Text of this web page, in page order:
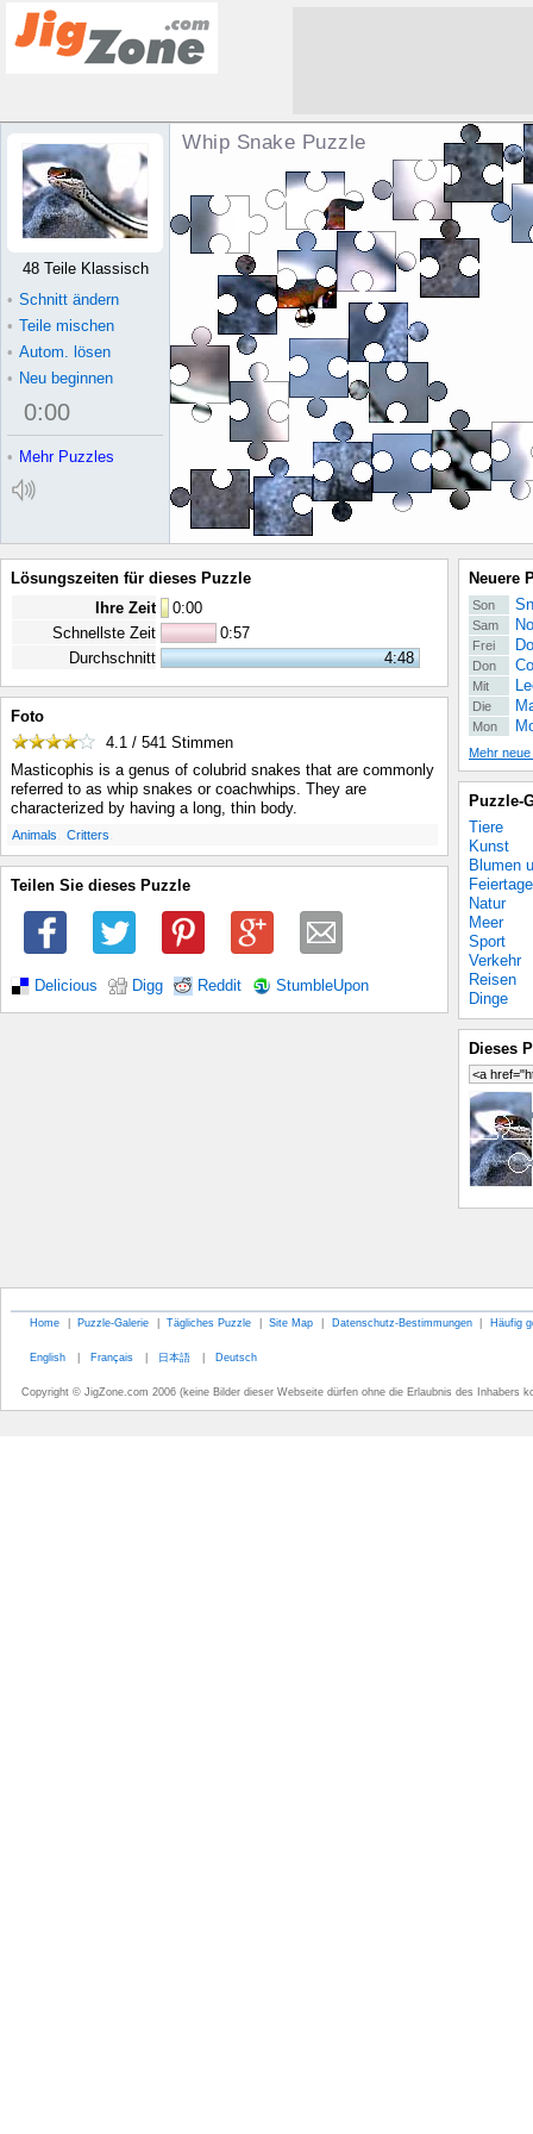
Whip Snake Puzzle
48 Teile Klassisch
• Schnitt ändern
• Teile mischen
• Autom. lösen
• Neu beginnen
0:00
• Mehr Puzzles
Lösungszeiten für dieses Puzzle
Ihre Zeit
0:00
Schnellste Zeit
0:57
Durchschnitt
4:48
Foto
4.1 / 541 Stimmen
Masticophis is a genus of colubrid snakes that are commonly
referred to as whip snakes or coachwhips. They are
characterized by having a long, thin body.
Animals Critters
Teilen Sie dieses Puzzle
Delicious Digg Reddit StumbleUpon
Neuere
Son
Sam
Frei
Don
Mit
Die
Mon
Mehr
Puzzle-
Tiere
Kunst
Blumen
Feiertage
Natur
Meer
Sport
Verkehr
Reisen
Dinge
Dieses
Home | Puzzle-Galerie | Tägliches Puzzle | Site Map | Datenschutz-Bestimmungen | Häufig
English | Français | 日本語 | Deutsch
Copyright © JigZone.com 2006 (keine Bilder dieser Webseite dürfen ohne die Erlaubnis des Inhabers